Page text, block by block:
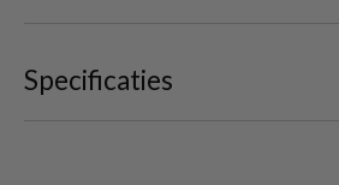
Specificaties